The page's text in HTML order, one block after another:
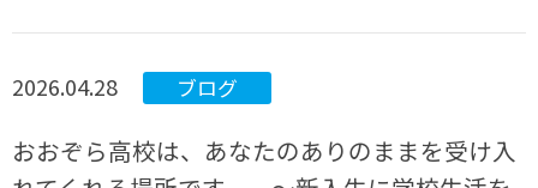
2026.04.28 ブログ
おおぞら高校は、あなたのありのままを受け入